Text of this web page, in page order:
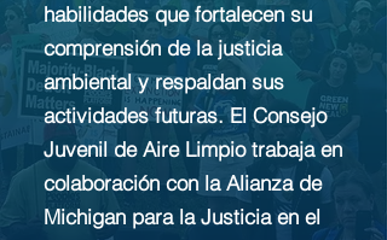
habilidades que fortalecen su
comprensión de la justicia
ambiental y respaldan sus
actividades futuras. El Consejo
Juvenil de Aire Limpio trabaja en
colaboración con la Alianza de
Michigan para la Justicia en el